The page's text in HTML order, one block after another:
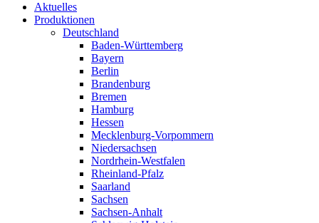
Aktuelles
Produktionen
Deutschland
Baden-Württemberg
Bayern
Berlin
Brandenburg
Bremen
Hamburg
Hessen
Mecklenburg-Vorpommern
Niedersachsen
Nordrhein-Westfalen
Rheinland-Pfalz
Saarland
Sachsen
Sachsen-Anhalt